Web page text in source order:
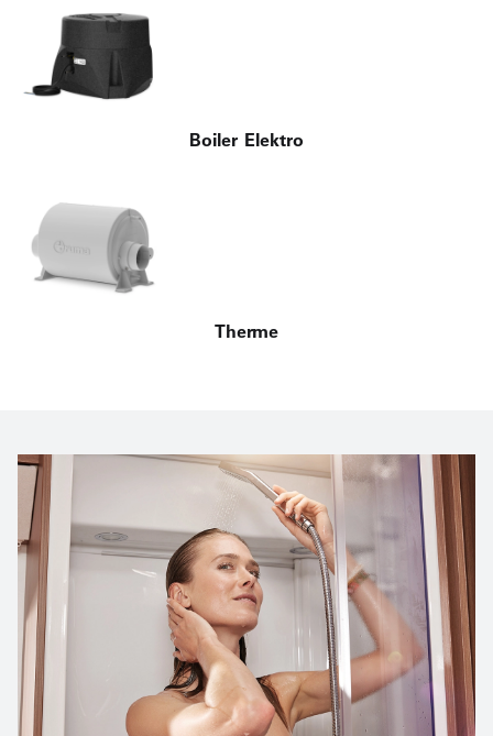
Boiler Elektro
Therme